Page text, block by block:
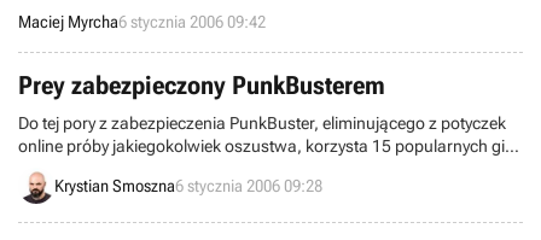
przeznaczonego dla graczy, Massive Gaming League. Mówiąc w
skrócie będzie to po prostu turniej gier wideo profesjonalnie
sfilmowany i "podany" widzom.
Maciej Myrcha6 stycznia 2006 09:42
Prey zabezpieczony PunkBusterem
Do tej pory z zabezpieczenia PunkBuster, eliminującego z potyczek
online próby jakiegokolwiek oszustwa, korzysta 15 popularnych gier
komputerowych. Od niedawna wiemy, że wykorzystaniem systemu
stworzonego przez firmę Even Balance poważnie zainteresowani są
Krystian Smoszna6 stycznia 2006 09:28